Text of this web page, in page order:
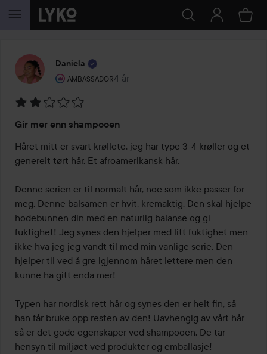
GÅ TIL INNHOLD
Daniela
AMBASSADOR
Brukerens rolle: Ambassador.
4 år
Innlegget ble opprettet 4 år
2
av
5
Gir mer enn shampooen
Håret mitt er svart krøllete, jeg har type 3-4 krøller og et
generelt tørt hår. Et afroamerikansk hår.
Denne serien er til normalt hår, noe som ikke passer for
meg. Denne balsamen er hvit, kremaktig. Den skal hjelpe
hodebunnen din med en naturlig balanse og gi
fuktighet! Jeg synes den hjelper med litt fuktighet men
ikke hva jeg jeg vandt til med min vanlige serie. Den
hjelper til ved å gre igjennom håret lettere men den
kunne ha gitt enda mer!
Typen har nordisk rett hår og synes den er helt fin, så
han får bruke opp resten av den! Uavhengig av vårt hår
så er det gode egenskaper ved shampooen. De tar
hensyn til miljøet ved produkter og emballasje!